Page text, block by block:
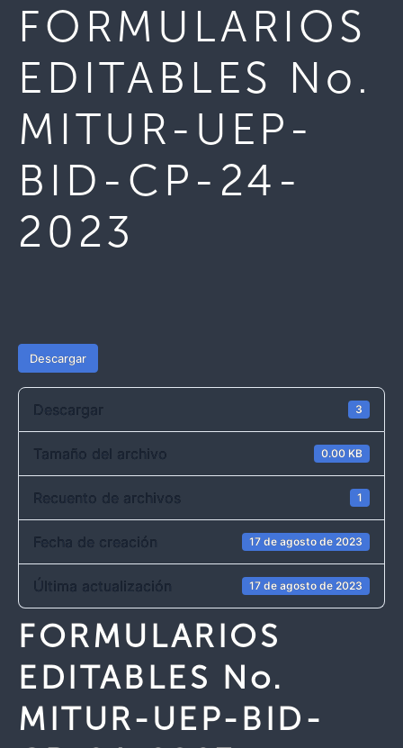
FORMULARIOS
EDITABLES No.
MITUR-UEP-
BID-CP-24-
2023
Descargar
Descargar 3
Tamaño del archivo 0.00 KB
Recuento de archivos 1
Fecha de creación 17 de agosto de 2023
Última actualización 17 de agosto de 2023
FORMULARIOS
EDITABLES No.
MITUR-UEP-BID-